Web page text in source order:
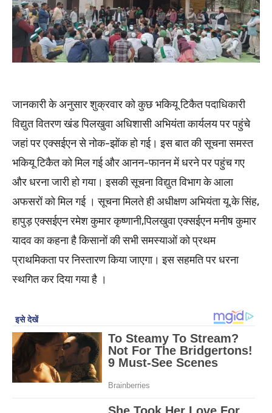
जानकारी के अनुसार शुक्रवार को कुछ भकियू टिकैत पदाधिकारी
विद्युत वितरण खंड पिलखुवा अधिशासी अभियंता कार्यलय पर पहुंचे
जहां पर एक्सईएन से नोक-झोंक हो गई। इस बात की सूचना समस्त
भकियू टिकैत को मिल गई और आनन-फानन में धरने पर पहुंच गए
और धरना जारी हो गया। इसकी सूचना विद्युत विभाग के आला
अफसरों को मिल गई । सूचना मिलते ही अधीक्षण अभियंता यू.के सिंह,
हापुड़ एक्सईएन रमेश कुमार कृष्णानी,पिलखुवा एक्सईएन मनीष कुमार
यादव का कहना है किसानों की सभी समस्याओं को प्रथम
प्राथमिकता पर निस्तारण किया जाएगा। इस सहमति पर धरना
स्थगित कर दिया गया है ।